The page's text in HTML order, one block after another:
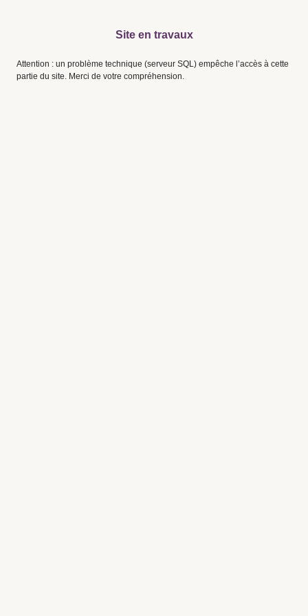
Site en travaux
Attention : un problème technique (serveur SQL) empêche l’accès à cette
partie du site. Merci de votre compréhension.